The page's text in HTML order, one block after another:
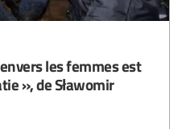
les femmes est
», de Sławomir